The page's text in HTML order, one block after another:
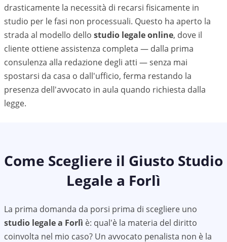
drasticamente la necessità di recarsi fisicamente in
studio per le fasi non processuali. Questo ha aperto la
strada al modello dello studio legale online, dove il
cliente ottiene assistenza completa — dalla prima
consulenza alla redazione degli atti — senza mai
spostarsi da casa o dall'ufficio, ferma restando la
presenza dell'avvocato in aula quando richiesta dalla
legge.
Come Scegliere il Giusto Studio
Legale a Forlì
La prima domanda da porsi prima di scegliere uno
studio legale a Forlì è: qual'è la materia del diritto
coinvolta nel mio caso? Un avvocato penalista non è la